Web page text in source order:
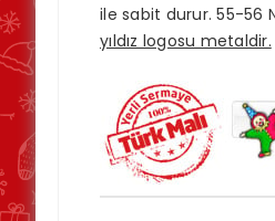
ile sabit durur. 55-56
yıldız logosu metaldir.